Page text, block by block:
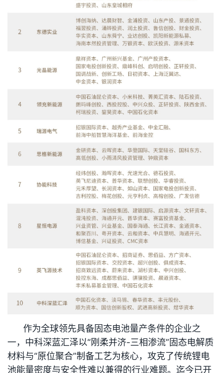
作为全球领先具备固态电池量产条件的企业之
一，中科深蓝汇泽以“刚柔并济-三相渗流”固态电解质
材料与“原位聚合”制备工艺为核心，攻克了传统锂电
池能量密度与安全性难以兼得的行业难题。迄今已开